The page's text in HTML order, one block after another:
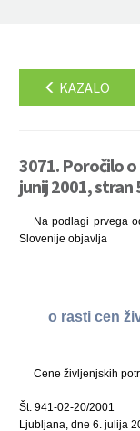
KAZALO
3071. Poročilo
junij 2001, stran
Na podlagi prvega
Slovenije objavlja
o rasti cen
Cene življenjskih
Št. 941-02-20/2001
Ljubljana, dne 6. julija